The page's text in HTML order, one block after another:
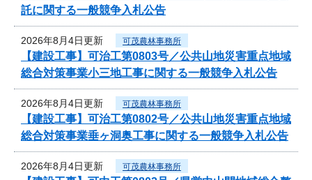
託に関する一般競争入札公告
2026年8月4日更新 可茂農林事務所
【建設工事】可治工第0803号／公共山地災害重点地域
総合対策事業小三地工事に関する一般競争入札公告
2026年8月4日更新 可茂農林事務所
【建設工事】可治工第0802号／公共山地災害重点地域
総合対策事業垂ヶ洞奥工事に関する一般競争入札公告
2026年8月4日更新 可茂農林事務所